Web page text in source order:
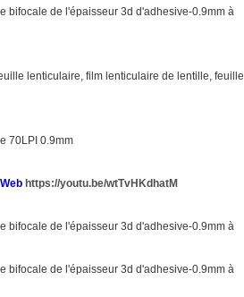
bifocale de l'épaisseur 3d d'adhesive-0.9mm à
lenticulaire, film lenticulaire de lentille, feuille
70LPI 0.9mm
https://youtu.be/wtTvHKdhatM
bifocale de l'épaisseur 3d d'adhesive-0.9mm à
bifocale de l'épaisseur 3d d'adhesive-0.9mm à